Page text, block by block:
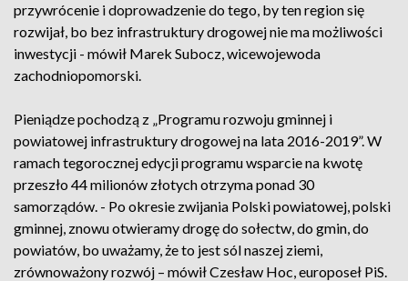
przywrócenie i doprowadzenie do tego, by ten region się
rozwijał, bo bez infrastruktury drogowej nie ma możliwości
inwestycji - mówił Marek Subocz, wicewojewoda
zachodniopomorski.
Pieniądze pochodzą z „Programu rozwoju gminnej i
powiatowej infrastruktury drogowej na lata 2016-2019”. W
ramach tegorocznej edycji programu wsparcie na kwotę
przeszło 44 milionów złotych otrzyma ponad 30
samorządów. - Po okresie zwijania Polski powiatowej, polski
gminnej, znowu otwieramy drogę do sołectw, do gmin, do
powiatów, bo uważamy, że to jest sól naszej ziemi,
zrównoważony rozwój – mówił Czesław Hoc, europoseł PiS.